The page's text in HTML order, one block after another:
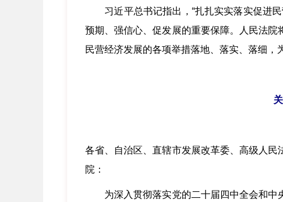
习近平总书记指出，“扎扎实实落实促进民
预期、强信心、促发展的重要保障。人民法
民营经济发展的各项举措落地、落实、落细，
各省、自治区、直辖市发展改革委、高级人
院：
为深入贯彻落实党的二十届四中全会和中